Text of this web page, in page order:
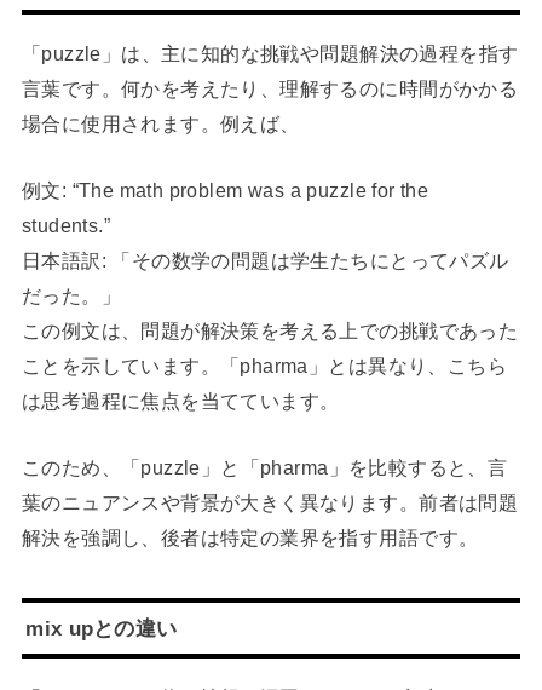
「puzzle」は、主に知的な挑戦や問題解決の過程を指す
言葉です。何かを考えたり、理解するのに時間がかかる
場合に使用されます。例えば、
例文: “The math problem was a puzzle for the
students.”
日本語訳: 「その数学の問題は学生たちにとってパズル
だった。」
この例文は、問題が解決策を考える上での挑戦であった
ことを示しています。「pharma」とは異なり、こちら
は思考過程に焦点を当てています。
このため、「puzzle」と「pharma」を比較すると、言
葉のニュアンスや背景が大きく異なります。前者は問題
解決を強調し、後者は特定の業界を指す用語です。
mix upとの違い